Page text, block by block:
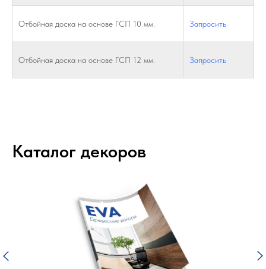
Отбойная доска на основе ГСП 10 мм. Запросить
Отбойная доска на основе ГСП 12 мм. Запросить
Каталог декоров